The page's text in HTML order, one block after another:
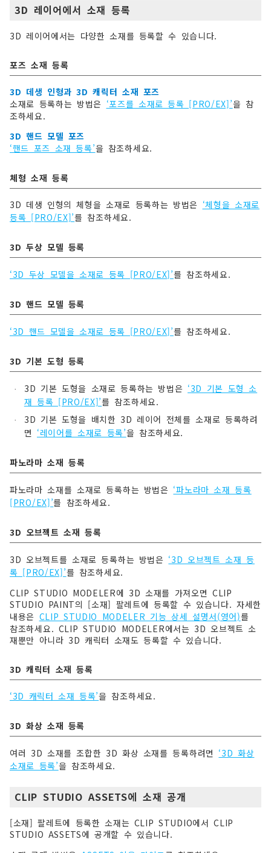
3D 레이어에서 소재 등록
3D 레이어에서는 다양한 소재를 등록할 수 있습니다.
포즈 소재 등록
3D 데생 인형과 3D 캐릭터 소재 포즈
소재로 등록하는 방법은 ‘포즈를 소재로 등록 [PRO/EX]’을 참
조하세요.
3D 핸드 모델 포즈
‘핸드 포즈 소재 등록’을 참조하세요.
체형 소재 등록
3D 데생 인형의 체형을 소재로 등록하는 방법은 ‘체형을 소재로
등록 [PRO/EX]’를 참조하세요.
3D 두상 모델 등록
‘3D 두상 모델을 소재로 등록 [PRO/EX]’를 참조하세요.
3D 핸드 모델 등록
‘3D 핸드 모델을 소재로 등록 [PRO/EX]’를 참조하세요.
3D 기본 도형 등록
· 3D 기본 도형을 소재로 등록하는 방법은 ‘3D 기본 도형 소
재 등록 [PRO/EX]’를 참조하세요.
·
3D 기본 도형을 배치한 3D 레이어 전체를 소재로 등록하려
면 ‘레이어를 소재로 등록’을 참조하세요.
파노라마 소재 등록
파노라마 소재를 소재로 등록하는 방법은 ‘파노라마 소재 등록
[PRO/EX]’를 참조하세요.
3D 오브젝트 소재 등록
3D 오브젝트를 소재로 등록하는 방법은 ‘3D 오브젝트 소재 등
록 [PRO/EX]’를 참조하세요.
CLIP STUDIO MODELER에 3D 소재를 가져오면 CLIP
STUDIO PAINT의 [소재] 팔레트에 등록할 수 있습니다. 자세한
내용은 CLIP STUDIO MODELER 기능 상세 설명서(영어)를
참조하세요. CLIP STUDIO MODELER에서는 3D 오브젝트 소
재뿐만 아니라 3D 캐릭터 소재도 등록할 수 있습니다.
3D 캐릭터 소재 등록
‘3D 캐릭터 소재 등록’을 참조하세요.
3D 화상 소재 등록
여러 3D 소재를 조합한 3D 화상 소재를 등록하려면 ‘3D 화상
소재로 등록’을 참조하세요.
CLIP STUDIO ASSETS에 소재 공개
[소재] 팔레트에 등록한 소재는 CLIP STUDIO에서 CLIP
STUDIO ASSETS에 공개할 수 있습니다.